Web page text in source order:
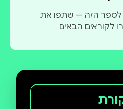
לספר הזה — שתפו את
לקוראים הבאים